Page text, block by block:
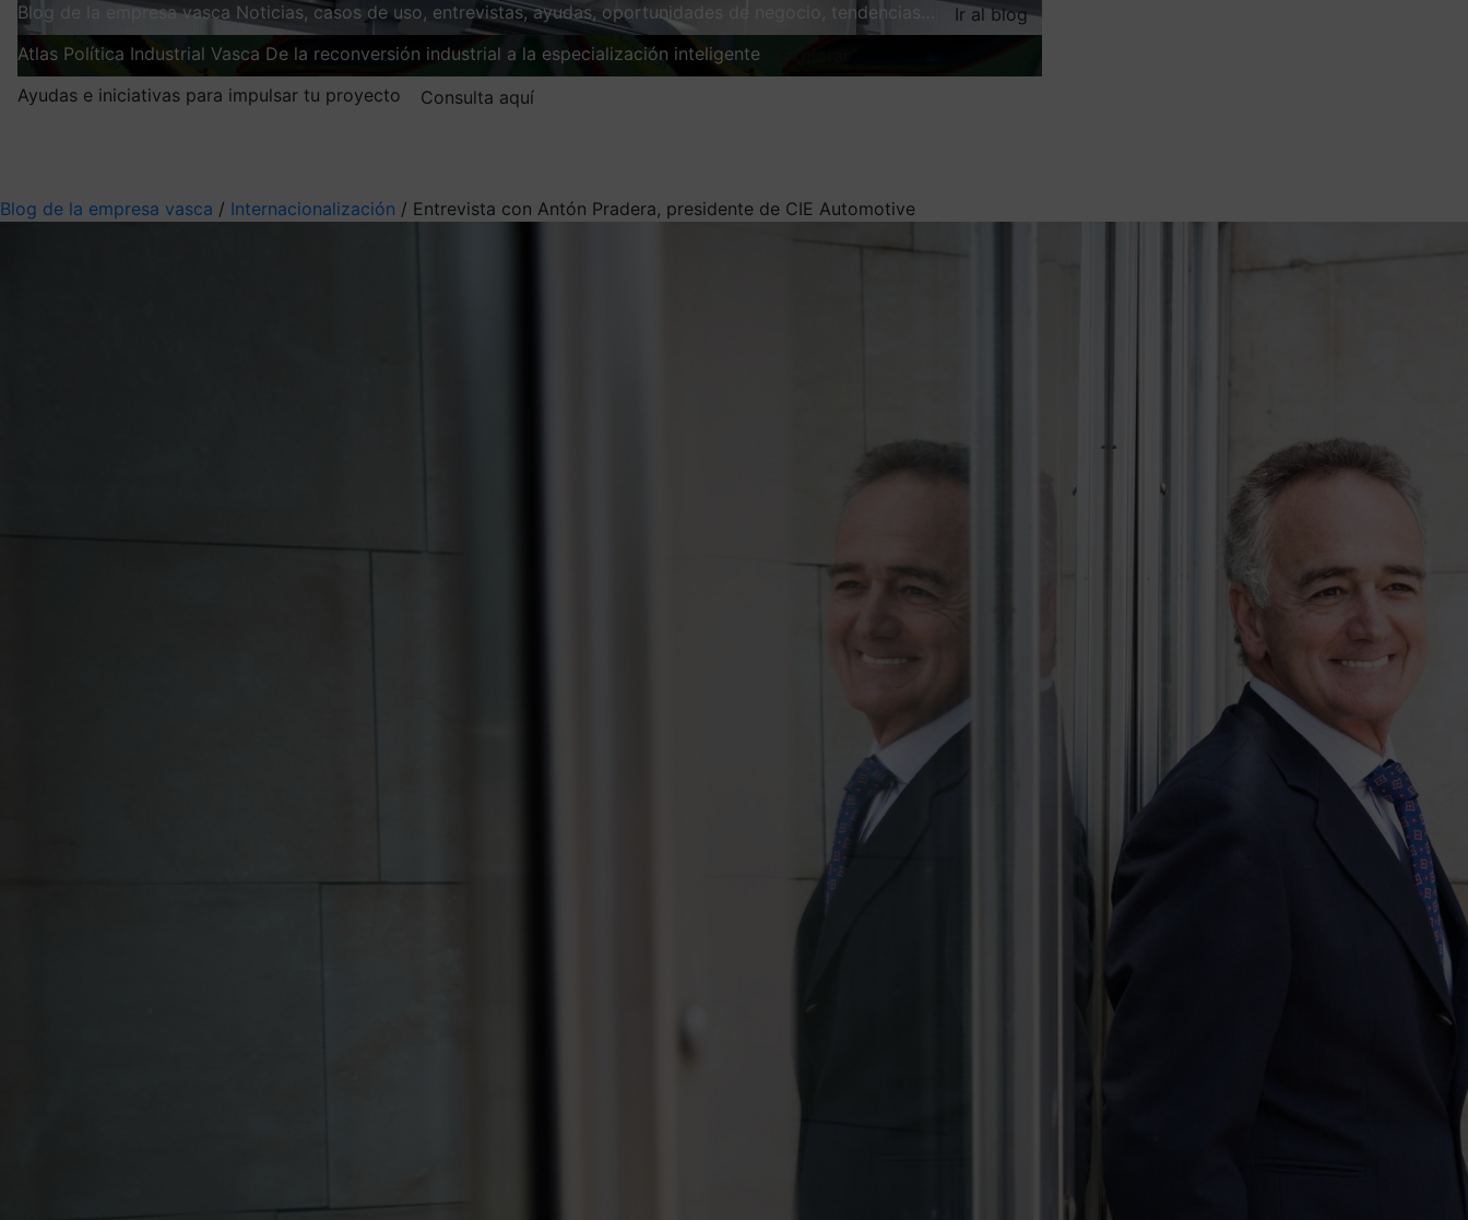
Blog de la empresa vasca Noticias, casos de uso, entrevistas, ayudas, oportunidades de negocio, tendencias…
Ir al blog
Atlas Política Industrial Vasca De la reconversión industrial a la especialización inteligente
Ayudas e iniciativas para impulsar tu proyecto
Consulta aquí
Blog de la empresa vasca / Internacionalización / Entrevista con Antón Pradera, presidente de CIE Automotive